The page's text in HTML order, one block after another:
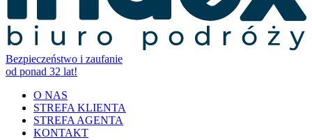
Bezpieczeństwo i zaufanie
od ponad 32 lat!
O NAS
STREFA KLIENTA
STREFA AGENTA
KONTAKT